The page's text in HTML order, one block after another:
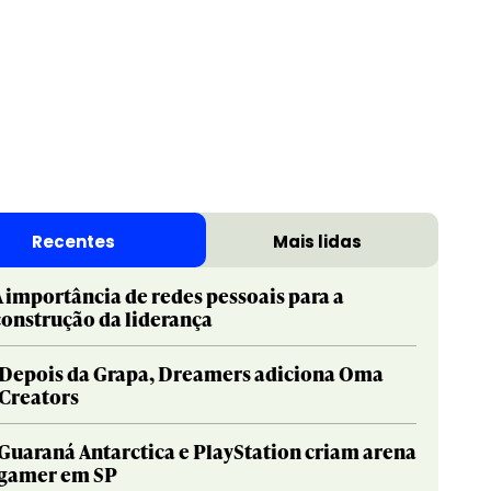
Social & Creator
Sustainable Development Goals
Titanium
PR
Social & Creator
Sustainable Development Goals
Recentes Mais lidas
importância de redes pessoais para a
da liderança
da Grapa, Dreamers adiciona Oma
Antarctica e PlayStation criam arena
em SP